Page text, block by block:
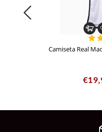
Camiseta Real